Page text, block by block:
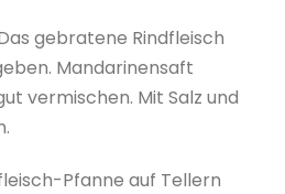
gebratene Rindfleisch
Mandarinensaft
vermischen. Mit Salz und
Pfanne auf Tellern